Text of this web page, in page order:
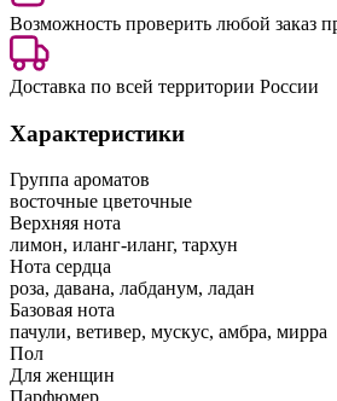
Возможность проверить любой заказ
Доставка по всей территории России
Характеристики
Группа ароматов
восточные цветочные
Верхняя нота
лимон, иланг-иланг, тархун
Нота сердца
роза, давана, лабданум, ладан
Базовая нота
пачули, ветивер, мускус, амбра, мирра
Пол
Для женщин